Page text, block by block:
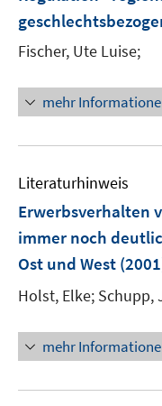
Fischer, Ute Luise;
mehr
Literaturhinweis
Erwerbsverhalten
immer noch
Ost und West
Holst, Elke; Schupp,
mehr